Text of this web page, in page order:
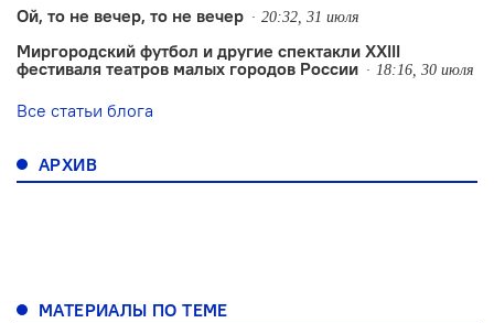
Ой, то не вечер, то не вечер 20:32, 31 июля
Миргородский футбол и другие спектакли XXIII
фестиваля театров малых городов России
18:16, 30 июля
Все статьи блога
АРХИВ
МАТЕРИАЛЫ ПО ТЕМЕ